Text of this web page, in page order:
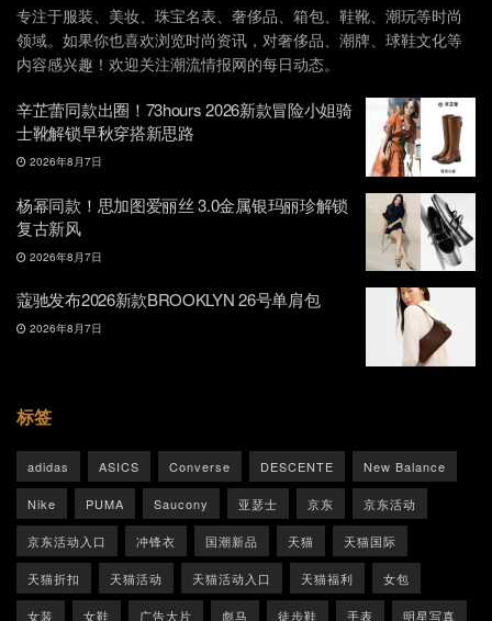
专注于服装、美妆、珠宝名表、奢侈品、箱包、鞋靴、潮玩等时尚
领域。如果你也喜欢浏览时尚资讯，对奢侈品、潮牌、球鞋文化等
内容感兴趣！欢迎关注潮流情报网的每日动态。
辛芷蕾同款出圈！73hours 2026新款冒险小姐骑
士靴解锁早秋穿搭新思路
2026年8月7日
杨幂同款！思加图爱丽丝 3.0金属银玛丽珍解锁
复古新风
2026年8月7日
蔻驰发布2026新款BROOKLYN 26号单肩包
2026年8月7日
标签
adidas ASICS Converse DESCENTE New Balance
Nike PUMA Saucony 亚瑟士 京东 京东活动
京东活动入口 冲锋衣 国潮新品 天猫 天猫国际
天猫折扣 天猫活动 天猫活动入口 天猫福利 女包
女装 女鞋 广告大片 彪马 徒步鞋 手表 明星写真